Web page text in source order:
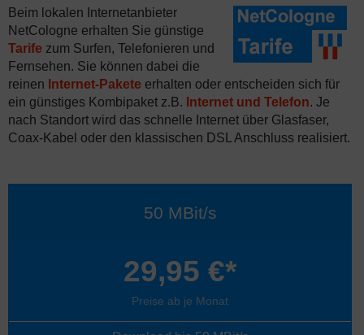
Beim lokalen Internetanbieter
NetCologne erhalten Sie günstige
Tarife zum Surfen, Telefonieren und
Fernsehen. Sie können dabei die
reinen Internet-Pakete erhalten oder entscheiden sich für
ein günstiges Kombipaket z.B. Internet und Telefon. Je
nach Standort wird das schnelle Internet über Glasfaser,
Coax-Kabel oder den klassischen DSL Anschluss realisiert.
50 MBit/s
29,95 €*
Preise ab je Monat